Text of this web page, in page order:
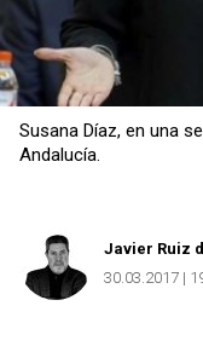
Susana Díaz, en una
Andalucía.
Javier Ruiz
30.03.2017 |